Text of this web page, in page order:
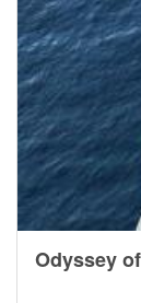
Odyssey